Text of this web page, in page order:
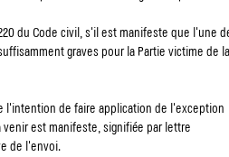
du Code civil, s'il est manifeste que l'une
graves pour la Partie victime de la
l'intention de faire application de l'exception
est manifeste, signifiée par lettre
de l'envoi.